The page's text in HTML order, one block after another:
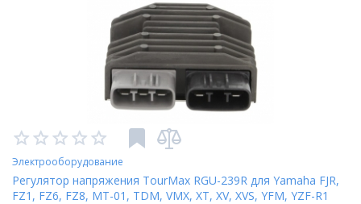
Электрооборудование
Регулятор напряжения TourMax RGU-239R для Yamaha FJR,
FZ1, FZ6, FZ8, MT-01, TDM, VMX, XT, XV, XVS, YFM, YZF-R1